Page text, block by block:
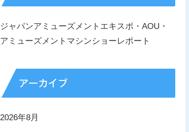
ジャパンアミューズメントエキスポ・AOU・
アミューズメントマシンショーレポート
アーカイブ
2026年8月